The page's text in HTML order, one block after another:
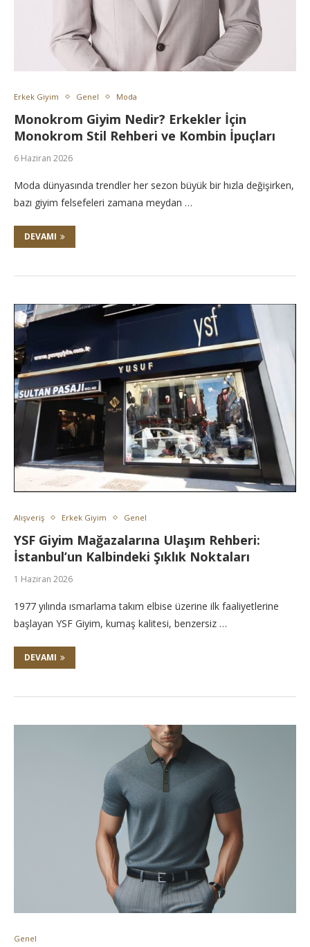
Erkek Giyim Genel Moda
Monokrom Giyim Nedir? Erkekler İçin
Monokrom Stil Rehberi ve Kombin İpuçları
6 Haziran 2026
Moda dünyasında trendler her sezon büyük bir hızla değişirken,
bazı giyim felsefeleri zamana meydan …
DEVAMI
Alışveriş Erkek Giyim Genel
YSF Giyim Mağazalarına Ulaşım Rehberi:
İstanbul’un Kalbindeki Şıklık Noktaları
1 Haziran 2026
1977 yılında ısmarlama takım elbise üzerine ilk faaliyetlerine
başlayan YSF Giyim, kumaş kalitesi, benzersiz …
DEVAMI
Genel